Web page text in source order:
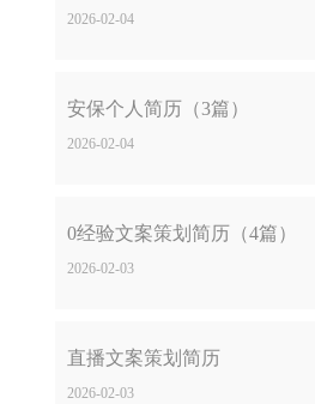
2026-02-04
安保个人简历（3篇）
2026-02-04
0经验文案策划简历（4篇）
2026-02-03
直播文案策划简历
2026-02-03